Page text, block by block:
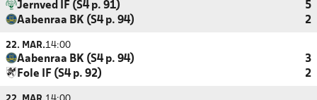
Jernved IF (S4 p. 91)
5
Aabenraa BK (S4 p. 94)
2
22. MAR.14:00
Aabenraa BK (S4 p. 94)
3
Fole IF (S4 p. 92)
2